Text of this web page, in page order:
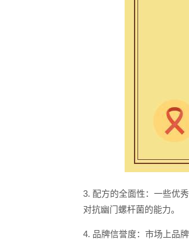
3. 配方的全面性：一些优
对抗幽门螺杆菌的能力。
4. 品牌信誉度：市场上品